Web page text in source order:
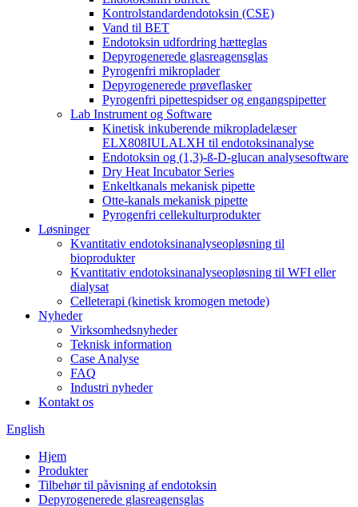
Kontrolstandardendotoksin (CSE)
Vand til BET
Endotoksin udfordring hætteglas
Depyrogenerede glasreagensglas
Pyrogenfri mikroplader
Depyrogenerede prøveflasker
Pyrogenfri pipettespidser og engangspipetter
Lab Instrument og Software
Kinetisk inkuberende mikropladelæser
ELX808IULALXH til endotoksinanalyse
Endotoksin og (1,3)-ß-D-glucan analysesoftware
Dry Heat Incubator Series
Enkeltkanals mekanisk pipette
Otte-kanals mekanisk pipette
Pyrogenfri cellekulturprodukter
Løsninger
Kvantitativ endotoksinanalyseopløsning til
bioprodukter
Kvantitativ endotoksinanalyseopløsning til WFI eller
dialysat
Celleterapi (kinetisk kromogen metode)
Nyheder
Virksomhedsnyheder
Teknisk information
Case Analyse
FAQ
Industri nyheder
Kontakt os
English
Hjem
Produkter
Tilbehør til påvisning af endotoksin
Depyrogenerede glasreagensglas